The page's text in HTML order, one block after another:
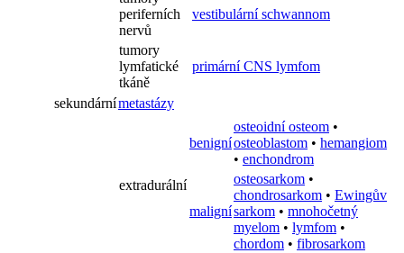
periferních
nervů
vestibulární schwannom
tumory
lymfatické
tkáně
primární CNS lymfom
sekundárnímetastázy
extradurální
benigní
osteoidní osteom •
osteoblastom • hemangiom
• enchondrom
maligní
osteosarkom •
chondrosarkom • Ewingův
sarkom • mnohočetný
myelom • lymfom •
chordom • fibrosarkom